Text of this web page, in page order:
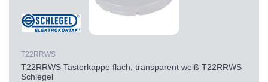
T22RRWS
T22RRWS Tasterkappe flach, transparent weiß T22RRWS
Schlegel